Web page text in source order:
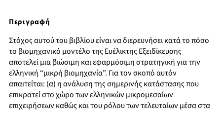
Περιγραφή
Στόχος αυτού του βιβλίου είναι να διερευνήσει κατά το πόσο
το βιομηχανικό μοντέλο της Ευέλικτης Εξειδίκευσης
αποτελεί μια βιώσιμη και εφαρμόσιμη στρατηγική για την
ελληνική “μικρή βιομηχανία”. Για τον σκοπό αυτόν
απαιτείται: (α) η ανάλυση της σημερινής κατάστασης που
επικρατεί στο χώρο των ελληνικών μικρομεσαίων
επιχειρήσεων καθώς και του ρόλου των τελευταίων μέσα στα